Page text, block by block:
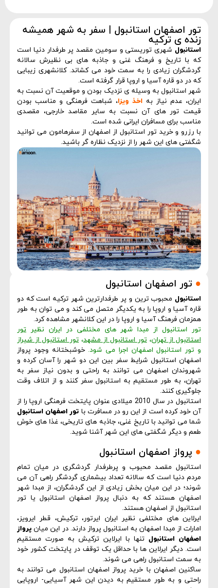
تور اصفهان استانبول | سفر به شهر همیشه
زنده ی ترکیه
استانبول شهری توریستی و سومین مقصد پر طرفدار دنیا است
که با تاریخ و فرهنگ غنی و جاذبه های بی نظیرش سالانه
گردشگران زیادی را به سمت خود می کشاند. کلانشهری زیبایی
که در دو قاره آسیا و اروپا قرار گرفته است.
شهر استانبول به وسیله ی نزدیک بودن و موقعیت آن نسبت به
ایران، عدم نیاز به اخذ ویزا، شباهت فرهنگی و مناسب بودن
قیمت تور های آن نسبت به سایر مقاصد خارجی، مقصدی
مناسب برای مسافران ایرانی شده است.
با رزرو و خرید تور استانبول از اصفهان از سفرهامون می توانید
شگفتی های این شهر را از نزدیک نظاره گر باشید.
● تور اصفهان استانبول
استانبول محبوب ترین و پر طرفدارترین شهر ترکیه است که دو
قاره آسیا و اروپا را به یکدیگر متصل می کند و می توان به طور
همزمان فرهنگ آسیا و اروپا را در این کلانشهر مشاهده کرد.
تور استانبول از مبدا شهر های مختلفی در ایران نظیر تور
استانبول از تهران، تور استانبول از مشهد، تور استانبول از شیراز
و تور استانبول اصفهان اجرا می شود.خوشبختانه وجود پرواز
اصفهان استانبول شرایط سفر بین این دو شهر را آسان کرده و
شهروندان اصفهان می توانند به راحتی و بدون نیاز سفر به
تهران، به طور مستقیم به استانبول سفر کنند و از اتلاف وقت
جلوگیری کنند.
استانبول در سال 2010 میلادی عنوان پایتخت فرهنگی اروپا را از
آن خود کرده است از این رو در مسافرت با تور اصفهان استانبول
شما می توانید با تاریخ غنی، جاذبه های تاریخی، غذا های خوش
طعم و دیگر شگفتی های این شهر آشنا شوید.
● پرواز اصفهان استانبول
استانبول مقصد محبوب و پرطرفدار گردشگری در میان تمام
مردم دنیا است که سالانه تعداد بیشماری گردشگر راهی آن می
شوند؛ در این میان بخش زیادی از این گردشگران، از مبدا شهر
اصفهان هستند که به دنبال پرواز اصفهان استانبول یا تور
استانبول از اصفهان هستند.
ایرلاین های مختلفی نظیر ایران ایرتور، ترکیش، قطر ایرویز،
امارات از مبدا اصفهان به استانبول پرواز دارند. در این میان پرواز
اصفهان استانبول تنها با ایرلاین ترکیش به صورت مستقیم
است. دیگر ایرلاین ها با حداقل یک توقف در پایتخت کشور خود
به سمت استانبول راهی می شوند.
ساکنین اصفهان با خرید پرواز اصفهان استانبول می توانند به
راحتی و به طور مستقیم به دیدن این شهر آسیایی- اروپایی